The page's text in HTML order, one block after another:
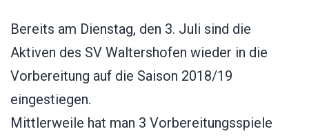
Bereits am Dienstag, den 3. Juli sind die
Aktiven des SV Waltershofen wieder in die
Vorbereitung auf die Saison 2018/19
eingestiegen.
Mittlerweile hat man 3 Vorbereitungsspiele